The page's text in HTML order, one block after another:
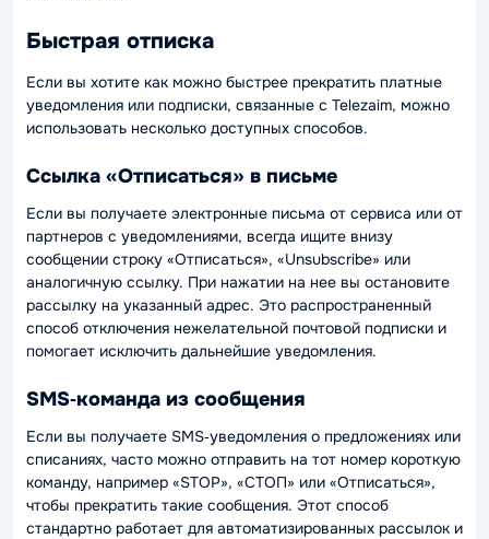
Быстрая отписка
Если вы хотите как можно быстрее прекратить платные
уведомления или подписки, связанные с Telezaim, можно
использовать несколько доступных способов.
Ссылка «Отписаться» в письме
Если вы получаете электронные письма от сервиса или от
партнеров с уведомлениями, всегда ищите внизу
сообщении строку «Отписаться», «Unsubscribe» или
аналогичную ссылку. При нажатии на нее вы остановите
рассылку на указанный адрес. Это распространенный
способ отключения нежелательной почтовой подписки и
помогает исключить дальнейшие уведомления.
SMS‑команда из сообщения
Если вы получаете SMS‑уведомления о предложениях или
списаниях, часто можно отправить на тот номер короткую
команду, например «STOP», «СТОП» или «Отписаться»,
чтобы прекратить такие сообщения. Этот способ
стандартно работает для автоматизированных рассылок и